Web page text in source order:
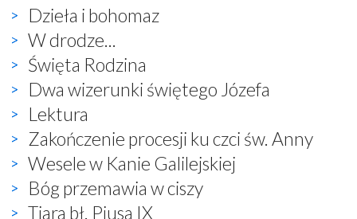
Dzieła i bohomaz
W drodze...
Święta Rodzina
Dwa wizerunki świętego Józefa
Lektura
Zakończenie procesji ku czci św. Anny
Wesele w Kanie Galilejskiej
Bóg przemawia w ciszy
Tiara bł. Piusa IX